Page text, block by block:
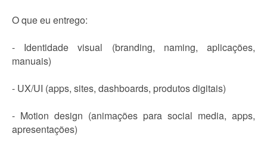
O que eu entrego:
- Identidade visual (branding, naming, aplicações,
manuais)
- UX/UI (apps, sites, dashboards, produtos digitais)
- Motion design (animações para social media, apps,
apresentações)